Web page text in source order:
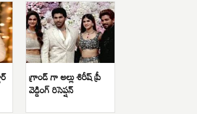
గ్రాండ్ గా అల్లు శిరీష్ ప్రీ
వెడ్డింగ్ రిసెప్షన్